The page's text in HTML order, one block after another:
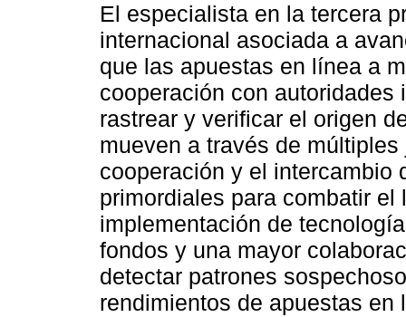
El especialista en la tercera
internacional asociada a
que las apuestas en línea a
cooperación con
rastrear y verificar el origen
mueven a través de
cooperación y el intercambio
primordiales para combatir
implementación de
fondos y una mayor
detectar patrones
rendimientos de apuestas